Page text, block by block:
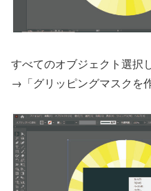
すべてのオブジェクト選択
→「グリッピングマスクを